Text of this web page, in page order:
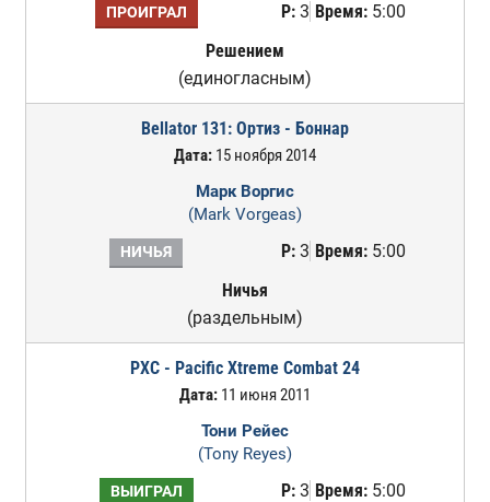
ПРОИГРАЛ Р:3 Время:5:00
Решением
(единогласным)
Bellator 131: Ортиз - Боннар
Дата:15 ноября 2014
Марк Воргис
(Mark Vorgeas)
НИЧЬЯ Р:3 Время:5:00
Ничья
(раздельным)
PXC - Pacific Xtreme Combat 24
Дата:11 июня 2011
Тони Рейес
(Tony Reyes)
ВЫИГРАЛ Р:3 Время:5:00